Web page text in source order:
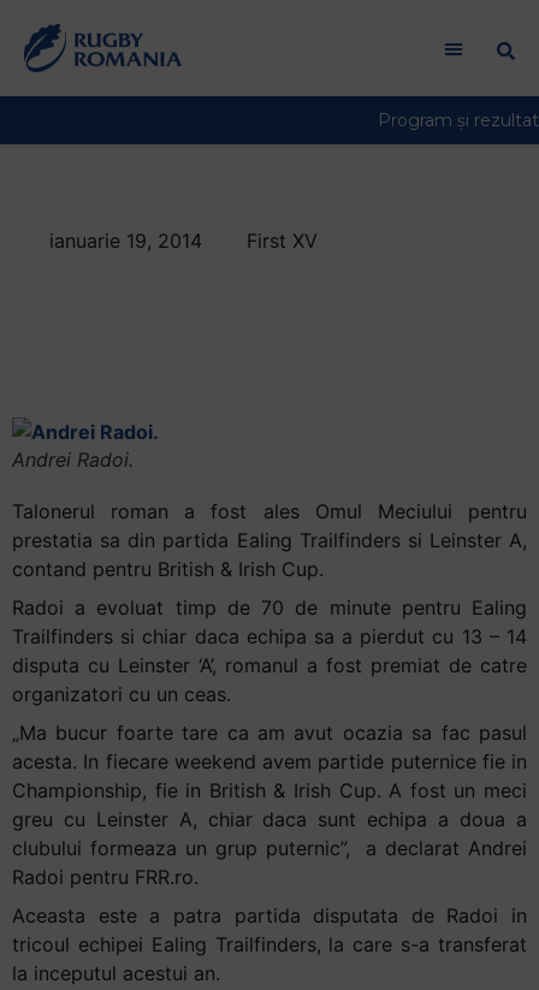
ianuarie 19, 2014 First XV
Andrei Radoi.
Talonerul roman a fost ales Omul Meciului pentru
prestatia sa din partida Ealing Trailfinders si Leinster A,
contand pentru British & Irish Cup.
Radoi a evoluat timp de 70 de minute pentru Ealing
Trailfinders si chiar daca echipa sa a pierdut cu 13 – 14
disputa cu Leinster ‘A’, romanul a fost premiat de catre
organizatori cu un ceas.
„Ma bucur foarte tare ca am avut ocazia sa fac pasul
acesta. In fiecare weekend avem partide puternice fie in
Championship, fie in British & Irish Cup. A fost un meci
greu cu Leinster A, chiar daca sunt echipa a doua a
clubului formeaza un grup puternic”, a declarat Andrei
Radoi pentru FRR.ro.
Aceasta este a patra partida disputata de Radoi in
tricoul echipei Ealing Trailfinders, la care s-a transferat
la inceputul acestui an.